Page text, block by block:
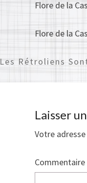
Flore de la
Flore de la
Les Rétroliens
Laisser
Votre
Commentaire